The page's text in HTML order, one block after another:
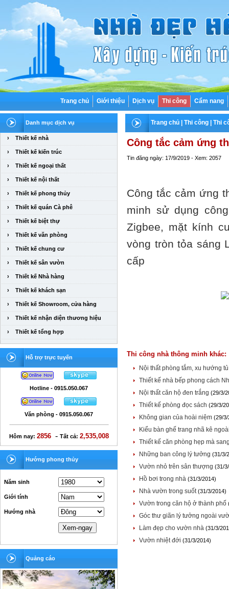
Trang chủ Giới thiệu Dịch vụ Thi công Cẩm nang
Danh mục dịch vụ
› Thiết kế nhà
› Thiết kế kiến trúc
› Thiết kế ngoại thất
› Thiết kế nội thất
› Thiết kế phong thủy
› Thiết kế quán Cà phê
› Thiết kế biệt thự
› Thiết kế văn phòng
› Thiết kế chung cư
› Thiết kế sân vườn
› Thiết kế Nhà hàng
› Thiết kế khách sạn
› Thiết kế Showroom, cửa hàng
› Thiết kế nhận diện thương hiệu
› Thiết kế tổng hợp
Hỗ trợ trực tuyến
Hotline - 0915.050.067
Văn phòng - 0915.050.067
Hôm nay: 2856- Tất cả: 2,535,008
Hướng phong thủy
Năm sinh
Giới tính
Hướng nhà
Quảng cáo
Trang chủ Thi công Thi
Công tắc cảm ứng
Tin đăng ngày: 17/9/2019 - Xem: 2057
Công tắc cảm ứng
minh sử dụng
Zigbee, mặt kính
vòng tròn tỏa sáng
cấp
Thi công nhà thông minh khác:
Nội thất phòng tắm, xu hướng
Thiết kế nhà bếp phong cách
Nội thất căn hộ đen trắng (29/3/
Thiết kế phòng đọc sách (29/3/
Không gian của hoài niệm (29/
Kiểu bàn ghế trang nhã kê
Thiết kế căn phòng hẹp mà
Những ban công lý tưởng (31/3/
Vườn nhỏ trên sân thượng (31/
Hồ bơi trong nhà (31/3/2014)
Nhà vườn trong suốt(31/3/2014)
Vườn trong căn hộ ở thành phố
Góc thư giãn lý tưởng ngoài
Làm đẹp cho vườn nhà (31/3/
Vườn nhiệt đới (31/3/2014)